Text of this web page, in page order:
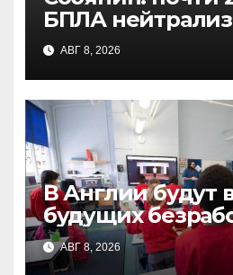
БПЛА
подлете к Москве
неделю
АВГ 8, 2026
В Англии будут
будущих
в начальной
стратегия
АВГ 8, 2026